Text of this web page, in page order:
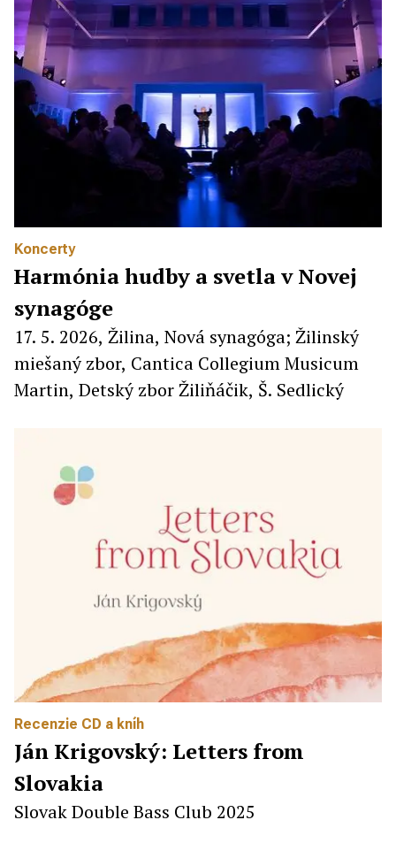
Koncerty
Harmónia hudby a svetla v Novej
synagóge
17. 5. 2026, Žilina, Nová synagóga; Žilinský
miešaný zbor, Cantica Collegium Musicum
Martin, Detský zbor Žiliňáčik, Š. Sedlický
Recenzie CD a kníh
Ján Krigovský: Letters from
Slovakia
Slovak Double Bass Club 2025